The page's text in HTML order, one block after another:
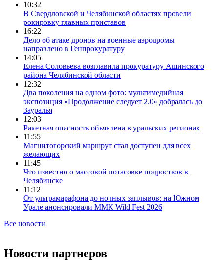
10:32
В Свердловской и Челябинской областях провели
рокировку главных приставов
16:22
Дело об атаке дронов на военные аэродромы
направлено в Генпрокуратуру
14:05
Елена Соловьева возглавила прокуратуру Ашинского
района Челябинской области
12:32
Два поколения на одном фото: мультимедийная
экспозиция «Продолжение следует 2.0» добралась до
Зауралья
12:03
Ракетная опасность объявлена в уральских регионах
11:55
Магнитогорский маршрут стал доступен для всех
желающих
11:45
Что известно о массовой потасовке подростков в
Челябинске
11:12
От ультрамарафона до ночных заплывов: на Южном
Урале анонсировали ММК Wild Fest 2026
Все новости
Новости партнеров